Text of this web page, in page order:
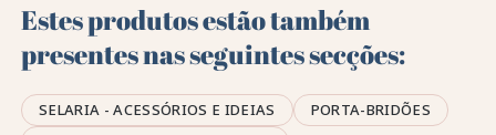
Estes produtos estão também
presentes nas seguintes secções:
SELARIA - ACESSÓRIOS E IDEIAS
PORTA-BRIDÕES